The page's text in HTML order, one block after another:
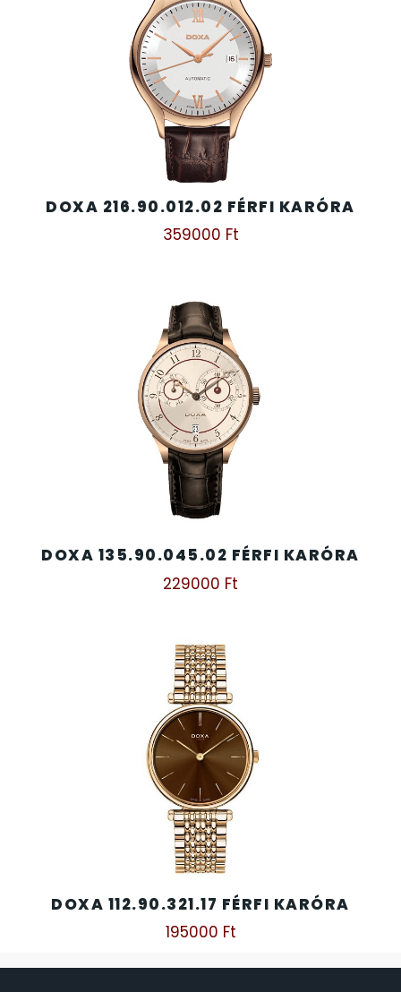
DOXA 216.90.012.02 FÉRFI KARÓRA
359000 Ft
DOXA 135.90.045.02 FÉRFI KARÓRA
229000 Ft
DOXA 112.90.321.17 FÉRFI KARÓRA
195000 Ft